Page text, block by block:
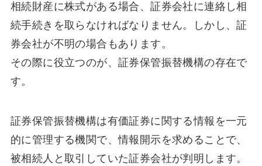
相続財産に株式がある場合、証券会社に連絡し相
続手続きを取らなければなりません。しかし、証
券会社が不明の場合もあります。
その際に役立つのが、証券保管振替機構の存在で
す。
証券保管振替機構は有価証券に関する情報を一元
的に管理する機関で、情報開示を求めることで、
被相続人と取引していた証券会社が判明します。